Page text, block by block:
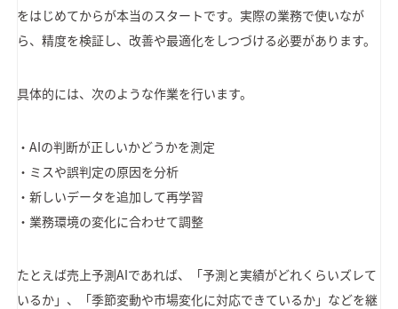
をはじめてからが本当のスタートです。実際の業務で使いなが
ら、精度を検証し、改善や最適化をしつづける必要があります。
具体的には、次のような作業を行います。
・AIの判断が正しいかどうかを測定
・ミスや誤判定の原因を分析
・新しいデータを追加して再学習
・業務環境の変化に合わせて調整
たとえば売上予測AIであれば、「予測と実績がどれくらいズレて
いるか」、「季節変動や市場変化に対応できているか」などを継